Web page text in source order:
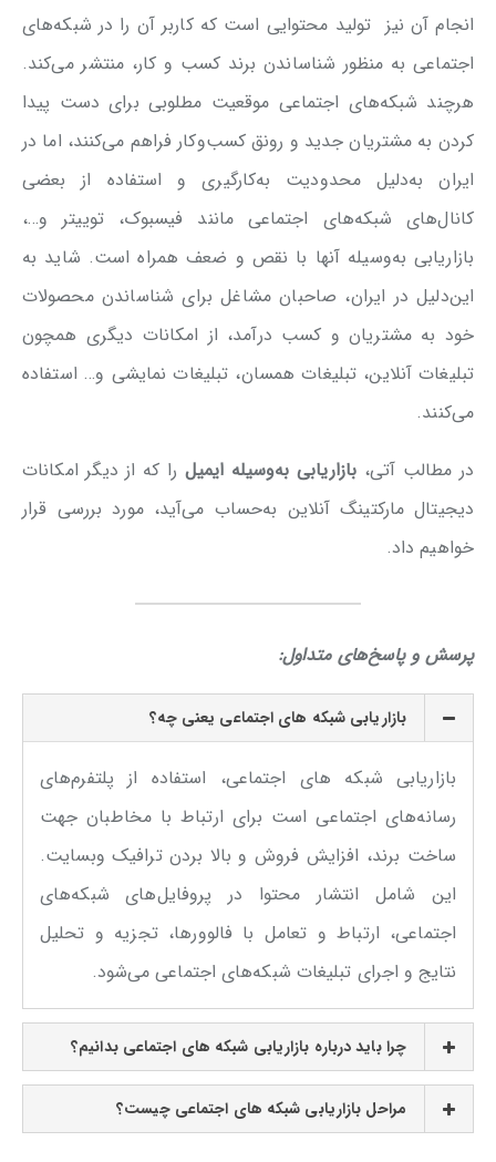
انجام آن نیز تولید محتوایی است که کاربر آن را در شبکه‌های
اجتماعی به منظور شناساندن برند کسب و کار، منتشر می‌کند.
هرچند شبکه‌های اجتماعی موقعیت مطلوبی برای دست پیدا
کردن به مشتریان جدید و رونق کسب‌وکار فراهم می‌کنند، اما در
ایران به‌دلیل محدودیت به‌کارگیری و استفاده از بعضی
کانال‌های شبکه‌های اجتماعی مانند فیسبوک، توییتر و…،
بازاریابی به‌وسیله آنها با نقص و ضعف همراه است. شاید به
این‌دلیل در ایران، صاحبان مشاغل برای شناساندن محصولات
خود به مشتریان و کسب درآمد، از امکانات دیگری همچون
تبلیغات آنلاین، تبلیغات همسان، تبلیغات نمایشی و… استفاده
می‌کنند.
در مطالب آتی، بازاریابی به‌وسیله ایمیل را که از دیگر امکانات
دیجیتال مارکتینگ آنلاین به‌حساب می‌آید، مورد بررسی قرار
خواهیم داد.
پرسش و پاسخ‌های متداول:
بازاریابی شبکه های اجتماعی یعنی چه؟
بازاریابی شبکه های اجتماعی، استفاده از پلتفرم‌های
رسانه‌های اجتماعی است برای ارتباط با مخاطبان جهت
ساخت برند، افزایش فروش و بالا بردن ترافیک وبسایت.
این شامل انتشار محتوا در پروفایل‌های شبکه‌های
اجتماعی، ارتباط و تعامل با فالوورها، تجزیه و تحلیل
نتایج و اجرای تبلیغات شبکه‌های اجتماعی می‌شود.
چرا باید درباره بازاریابی شبکه های اجتماعی بدانیم؟
مراحل بازاریابی شبکه های اجتماعی چیست؟